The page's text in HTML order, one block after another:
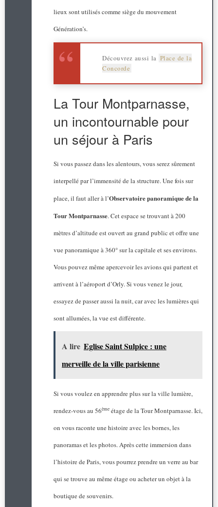
lieux sont utilisés comme siège du mouvement
Génération’s.
Découvrez aussi la Place de la
Concorde
La Tour Montparnasse,
un incontournable pour
un séjour à Paris
Si vous passez dans les alentours, vous serez sûrement
interpellé par l’immensité de la structure. Une fois sur
place, il faut aller à l’Observatoire panoramique de la
Tour Montparnasse. Cet espace se trouvant à 200
mètres d’altitude est ouvert au grand public et offre une
vue panoramique à 360° sur la capitale et ses environs.
Vous pouvez même apercevoir les avions qui partent et
arrivent à l’aéroport d’Orly. Si vous venez le jour,
essayez de passer aussi la nuit, car avec les lumières qui
sont allumées, la vue est différente.
A lire Eglise Saint Sulpice : une
merveille de la ville parisienne
Si vous voulez en apprendre plus sur la ville lumière,
rendez-vous au 56ème étage de la Tour Montparnasse. Ici,
on vous raconte une histoire avec les bornes, les
panoramas et les photos. Après cette immersion dans
l’histoire de Paris, vous pourrez prendre un verre au bar
qui se trouve au même étage ou acheter un objet à la
boutique de souvenirs.